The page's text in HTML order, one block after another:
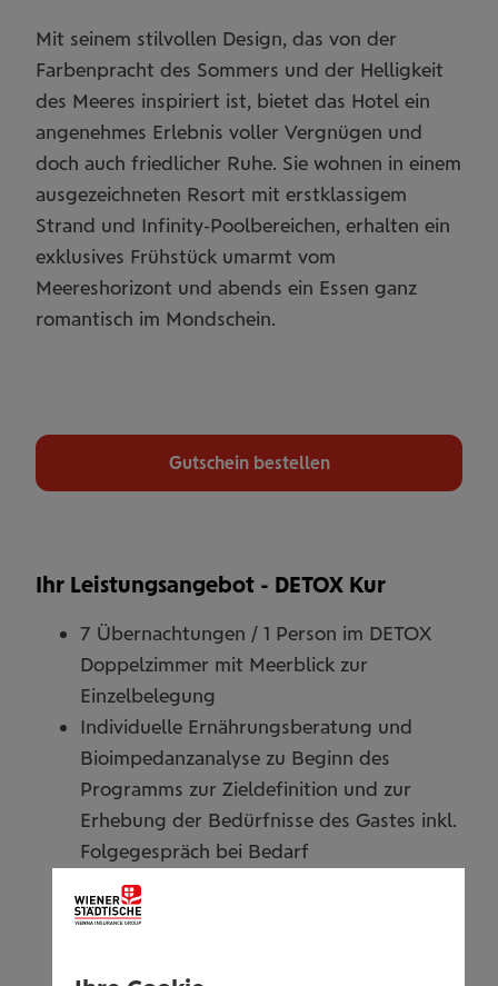
Mit seinem stilvollen Design, das von der
Farbenpracht des Sommers und der Helligkeit
des Meeres inspiriert ist, bietet das Hotel ein
angenehmes Erlebnis voller Vergnügen und
doch auch friedlicher Ruhe. Sie wohnen in einem
ausgezeichneten Resort mit erstklassigem
Strand und Infinity-Poolbereichen, erhalten ein
exklusives Frühstück umarmt vom
Meereshorizont und abends ein Essen ganz
romantisch im Mondschein.
Gutschein bestellen
Ihr Leistungsangebot - DETOX Kur
7 Übernachtungen / 1 Person im DETOX
Doppelzimmer mit Meerblick zur
Einzelbelegung
Individuelle Ernährungsberatung und
Bioimpedanzanalyse zu Beginn des
Programms zur Zieldefinition und zur
Erhebung der Bedürfnisse des Gastes inkl.
Folgegespräch bei Bedarf
Detox Diät a-la-carte; Ernährung im
Gesundheitsrestaurant
Anwendungen und Therapien für den